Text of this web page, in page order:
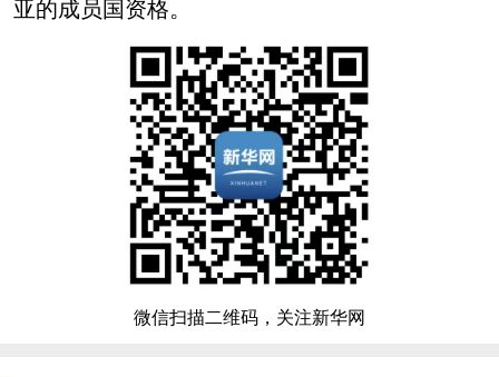
亚的成员国资格。
微信扫描二维码，关注新华网